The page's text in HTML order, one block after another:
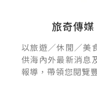
旅奇傳
以旅遊／休閒／美
供海內外最新消息
報導，帶領您閱覽